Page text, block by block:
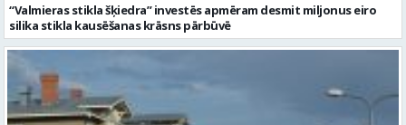
“Valmieras stikla šķiedra” investēs apmēram desmit miljonus eiro
silika stikla kausēšanas krāsns pārbūvē